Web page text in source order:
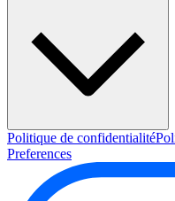
Politique de confidentialité
Preferences